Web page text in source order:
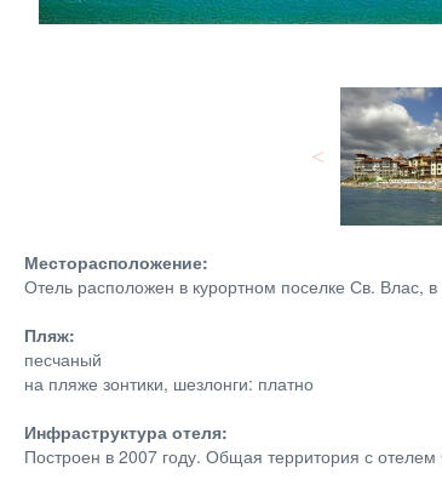
Месторасположение:
Отель расположен в курортном поселке Св. Влас,
Пляж:
песчаный
на пляже зонтики, шезлонги: платно
Инфраструктура отеля:
Построен в 2007 году. Общая территория с отелем